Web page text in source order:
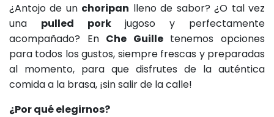
¿Antojo de un choripan lleno de sabor? ¿O tal vez
una pulled porkjugoso y perfectamente
acompañado? En Che Guilletenemos opciones
para todos los gustos, siempre frescas y preparadas
al momento, para que disfrutes de la auténtica
comida a la brasa, ¡sin salir de la calle!
¿Por qué elegirnos?